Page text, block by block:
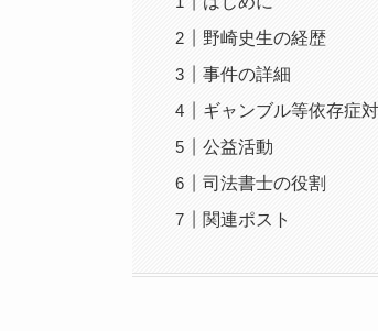
野崎史生の経歴
事件の詳細
ギャンブル等依存症
公益活動
司法書士の役割
関連ポスト